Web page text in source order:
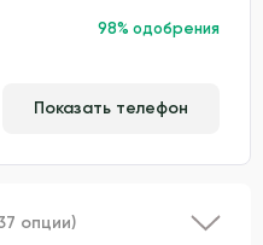
98% одобрения
Показать телефон
опции)